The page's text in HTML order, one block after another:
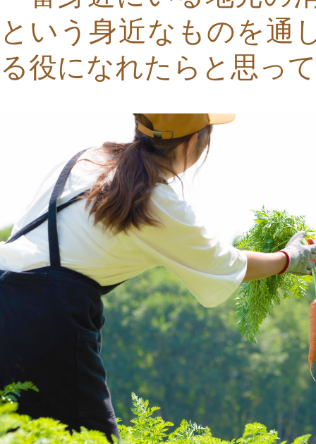
という身近なものを通
る役になれたらと思っ